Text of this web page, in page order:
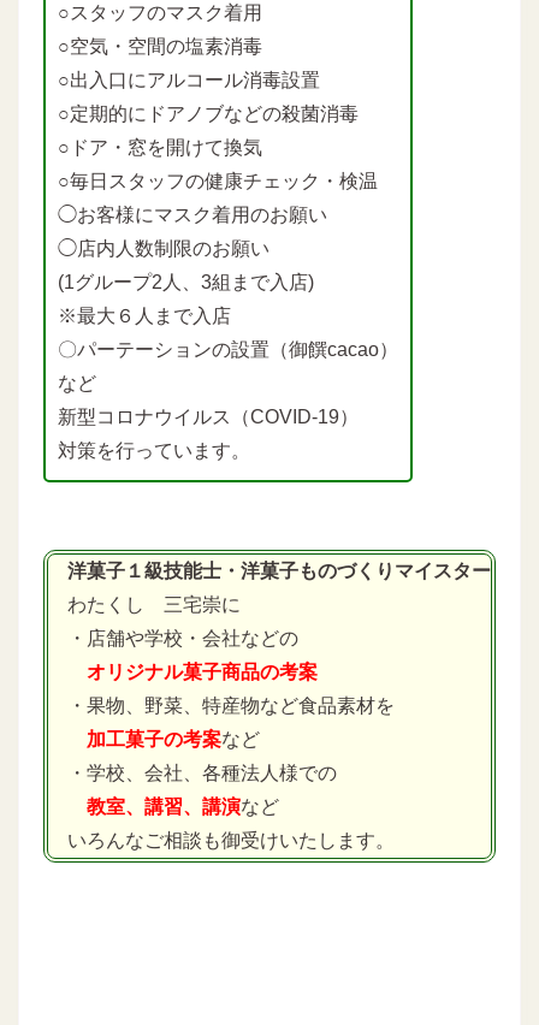
○スタッフのマスク着用
○空気・空間の塩素消毒
○出入口にアルコール消毒設置
○定期的にドアノブなどの殺菌消毒
○ドア・窓を開けて換気
○毎日スタッフの健康チェック・検温
◯お客様にマスク着用のお願い
◯店内人数制限のお願い
(1グループ2人、3組まで入店)
※最大６人まで入店
〇パーテーションの設置（御饌cacao）
など
新型コロナウイルス（COVID-19）
対策を行っています。
洋菓子１級技能士・洋菓子ものづくりマイスター
わたくし 三宅崇に
・店舗や学校・会社などの
オリジナル菓子商品の考案
・果物、野菜、特産物など食品素材を
加工菓子の考案など
・学校、会社、各種法人様での
教室、講習、講演など
いろんなご相談も御受けいたします。